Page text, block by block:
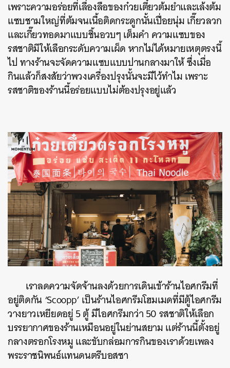
เพราะความอร่อยที่เลื่องลือของก๋วยเตี๋ยวต้มยำและเล้งต้ม
แซบชามใหญ่ที่ต้มจนเนื้อติดกระดูกนั้นเปื่อยนุ่ม เกี๊ยวลวก
และเกี๊ยวทอดมาแบบชิ้นอวบๆ เต็มคำ ความแซบของ
รสชาติมีให้เลือกระดับความเผ็ด หากไม่ได้หมายเหตุตรงนี้
ไป ทางร้านจะจัดความแซบแบบปานกลางมาให้ ซึ่งเมื่อ
กินแล้วก็สงสัยว่าพวงเครื่องปรุงนั้นจะมีไว้ทำไม เพราะ
รสชาติของร้านนี้อร่อยแบบไม่ต้องปรุงอยู่แล้ว
เราลดความจัดจ้านลงด้วยการเดินเข้าร้านไอศกรีมที่
อยู่ติดกัน ‘Scoopp’ เป็นร้านไอศกรีมโฮมเมดที่มีตู้ไอศกรีม
วางยาวเหยียดอยู่ 5 ตู้ มีไอศกรีมกว่า 50 รสชาติให้เลือก
บรรยากาศของร้านเหมือนอยู่ในย่านสยาม แต่ร้านนี้ตั้งอยู่
กลางตรอกโรงหมู และขับกล่อมการกินของเราด้วยเพลง
พระราชนิพนธ์แทนดนตรีบอสซา
ค้นหา
SHARE TWEET LINE EMAIL